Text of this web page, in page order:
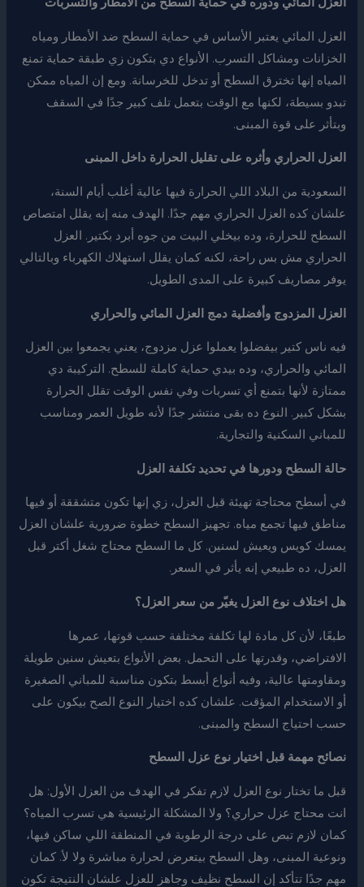
العزل المائي يعتبر الأساس في حماية السطح ضد الأمطار ومياه
الخزانات ومشاكل التسرب. الأنواع دي بتكون زي طبقة حماية تمنع
المياه إنها تخترق السطح أو تدخل للخرسانة. ومع إن المياه ممكن
تبدو بسيطة، لكنها مع الوقت بتعمل تلف كبير جدًا في السقف
وبتأثر على قوة المبنى.
العزل الحراري وأثره على تقليل الحرارة داخل المبنى
السعودية من البلاد اللي الحرارة فيها عالية أغلب أيام السنة،
علشان كده العزل الحراري مهم جدًا. الهدف منه إنه يقلل امتصاص
السطح للحرارة، وده بيخلي البيت من جوه أبرد بكتير. العزل
الحراري مش بس راحة، لكنه كمان يقلل استهلاك الكهرباء وبالتالي
يوفر مصاريف كبيرة على المدى الطويل.
العزل المزدوج وأفضلية دمج العزل المائي والحراري
فيه ناس كتير بيفضلوا يعملوا عزل مزدوج، يعني يجمعوا بين العزل
المائي والحراري، وده بيدي حماية كاملة للسطح. التركيبة دي
ممتازة لأنها بتمنع أي تسربات وفي نفس الوقت تقلل الحرارة
بشكل كبير. النوع ده بقى منتشر جدًا لأنه طويل العمر ومناسب
للمباني السكنية والتجارية.
حالة السطح ودورها في تحديد تكلفة العزل
في أسطح محتاجة تهيئة قبل العزل، زي إنها تكون متشققة أو فيها
مناطق فيها تجمع مياه. تجهيز السطح خطوة ضرورية علشان العزل
يمسك كويس ويعيش لسنين. كل ما السطح محتاج شغل أكتر قبل
العزل، ده طبيعي إنه يأثر في السعر.
هل اختلاف نوع العزل يغيّر من سعر العزل؟
طبعًا، لأن كل مادة لها تكلفة مختلفة حسب قوتها، عمرها
الافتراضي، وقدرتها على التحمل. بعض الأنواع بتعيش سنين طويلة
ومقاومتها عالية، وفيه أنواع أبسط بتكون مناسبة للمباني الصغيرة
أو الاستخدام المؤقت. علشان كده اختيار النوع الصح بيكون على
حسب احتياج السطح والمبنى.
نصائح مهمة قبل اختيار نوع عزل السطح
قبل ما تختار نوع العزل لازم تفكر في الهدف من العزل الأول: هل
انت محتاج عزل حراري؟ ولا المشكلة الرئيسية هي تسرب المياه؟
كمان لازم تبص على درجة الرطوبة في المنطقة اللي ساكن فيها،
ونوعية المبنى، وهل السطح بيتعرض لحرارة مباشرة ولا لأ. كمان
مهم جدًا تتأكد إن السطح نظيف وجاهز للعزل علشان النتيجة تكون